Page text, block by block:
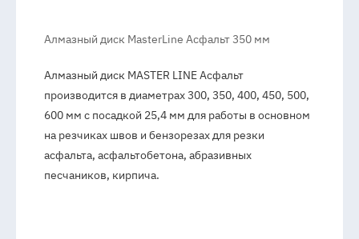
Алмазный диск MasterLine Асфальт 350 мм
Алмазный диск MASTER LINE Асфальт
производится в диаметрах 300, 350, 400, 450, 500,
600 мм с посадкой 25,4 мм для работы в основном
на резчиках швов и бензорезах для резки
асфальта, асфальтобетона, абразивных
песчаников, кирпича.